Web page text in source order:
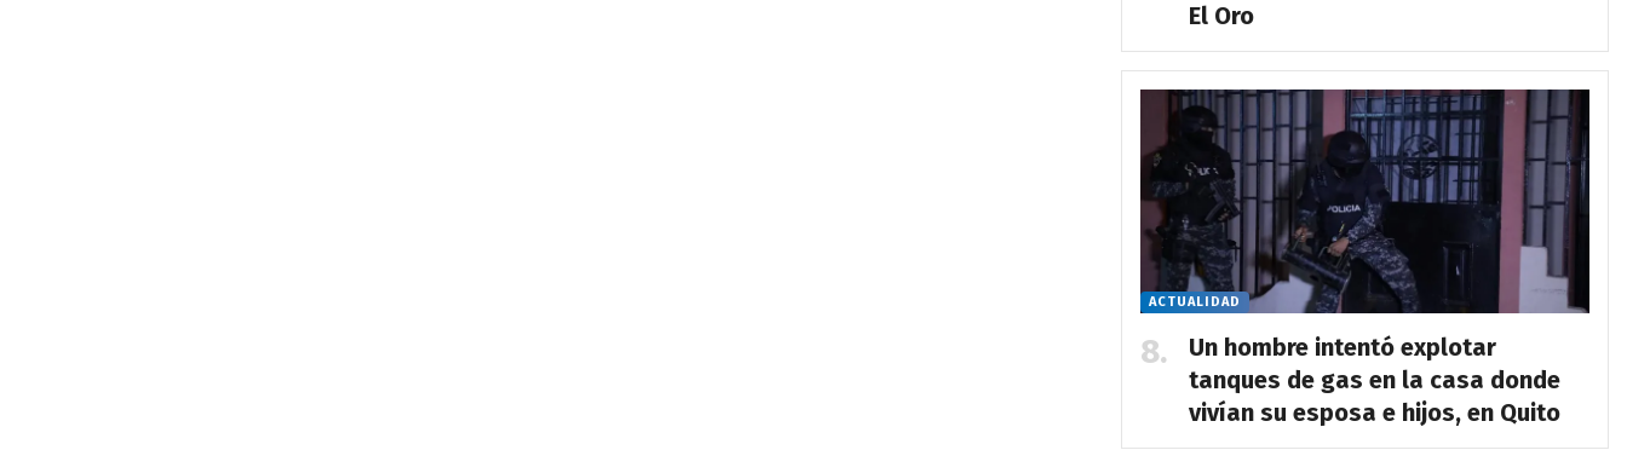
El Oro
ACTUALIDAD
Un hombre intentó explotar
tanques de gas en la casa donde
vivían su esposa e hijos, en Quito